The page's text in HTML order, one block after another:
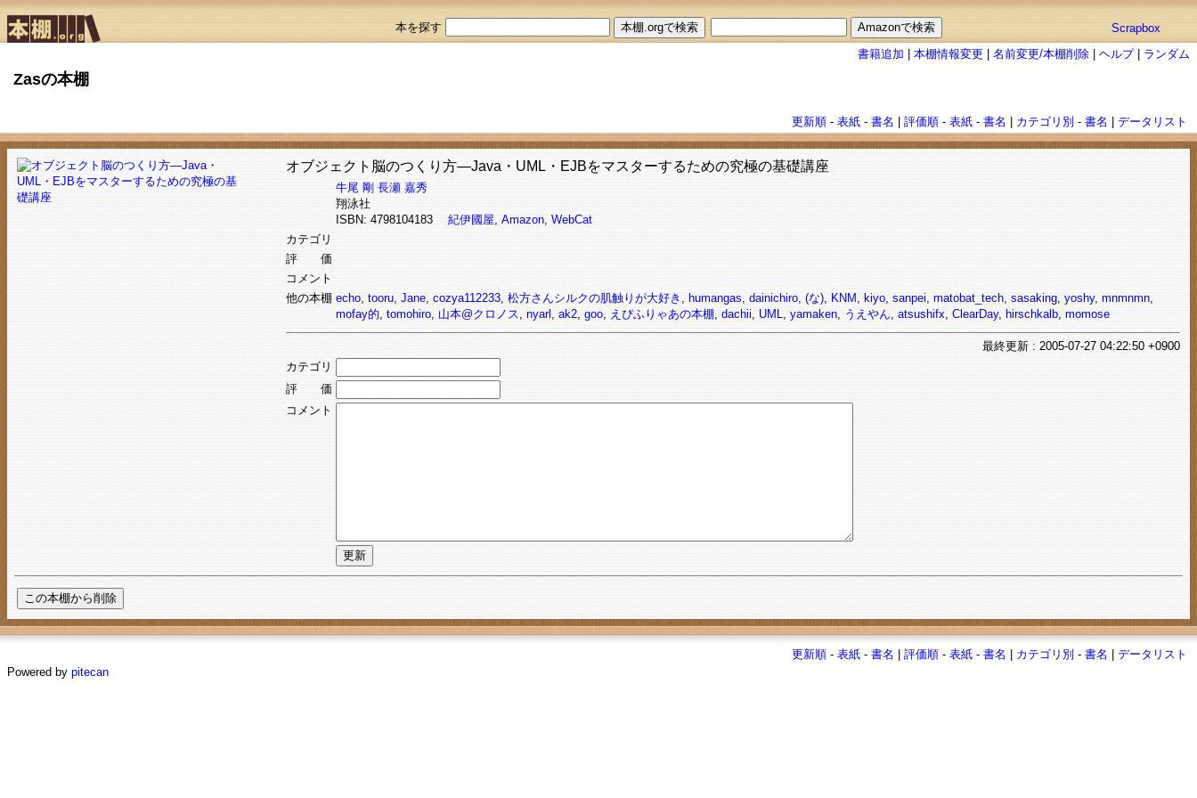
本を探す
Scrapbox
書籍追加 |本棚情報変更 |名前変更/本棚削除 |ヘルプ| ランダム
Zasの本棚
更新順 -表紙 -書名 |評価順 -表紙 -書名 カテゴリ別 -書名 |データリスト
オブジェクト脳のつくり方―Java・UML・EJBをマスターするための究極の基礎講座
牛尾 剛 長瀬 嘉秀
翔泳社
ISBN: 4798104183 紀伊國屋, Amazon, WebCat
カテゴリ
評 価
コメント
他の本棚 echo, tooru, Jane, cozya112233, 松方さんシルクの肌触りが大好き , humangas, dainichiro, (な), KNM , kiyo, sanpei, matobat_tech, sasaking, yoshy, mnmnmn,
mofay的, tomohiro, 山本@クロノス, nyarl , ak2, goo, えぴふりゃあの本棚, dachii, UML, yamaken, うえやん, atsushifx, ClearDay, hirschkalb, momose
最終更新: 2005-07-27 04:22:50 +0900
カテゴリ
評 価
コメント
更新順 -表紙 -書名 |評価順 -表紙 -書名 カテゴリ別 -書名 |データリスト
Powered by pitecan